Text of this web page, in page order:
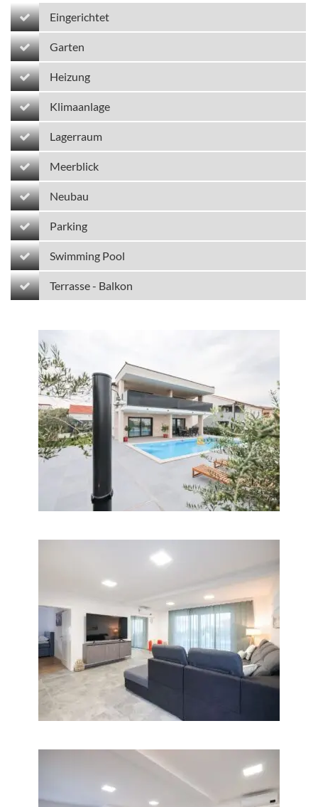
Eingerichtet
Garten
Heizung
Klimaanlage
Lagerraum
Meerblick
Neubau
Parking
Swimming Pool
Terrasse - Balkon